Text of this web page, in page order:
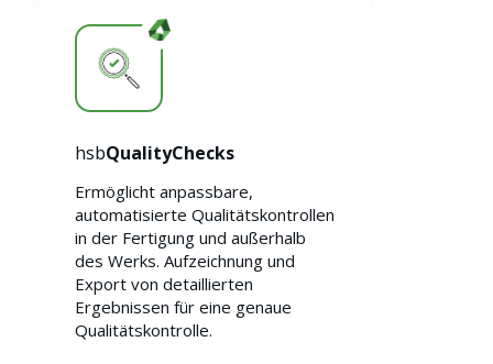
hsbQualityChecks
Ermöglicht anpassbare,
automatisierte Qualitätskontrollen
in der Fertigung und außerhalb
des Werks. Aufzeichnung und
Export von detaillierten
Ergebnissen für eine genaue
Qualitätskontrolle.